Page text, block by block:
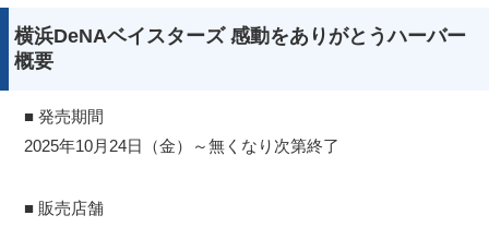
横浜DeNAベイスターズ 感動をありがとうハーバー
概要
■ 発売期間
2025年10月24日（金）～無くなり次第終了
■ 販売店舗